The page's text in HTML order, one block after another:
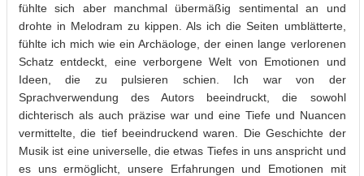
fühlte sich aber manchmal übermäßig sentimental an und
drohte in Melodram zu kippen. Als ich die Seiten umblätterte,
fühlte ich mich wie ein Archäologe, der einen lange verlorenen
Schatz entdeckt, eine verborgene Welt von Emotionen und
Ideen, die zu pulsieren schien. Ich war von der
Sprachverwendung des Autors beeindruckt, die sowohl
dichterisch als auch präzise war und eine Tiefe und Nuancen
vermittelte, die tief beeindruckend waren. Die Geschichte der
Musik ist eine universelle, die etwas Tiefes in uns anspricht und
es uns ermöglicht, unsere Erfahrungen und Emotionen mit